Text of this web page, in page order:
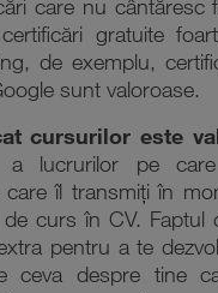
care nu cântăresc
gratuite
de exemplu,
sunt valoroase.
cursurilor este
a lucrurilor pe
care îl transmiți în
curs în CV. Faptul
pentru a te
ceva despre tine